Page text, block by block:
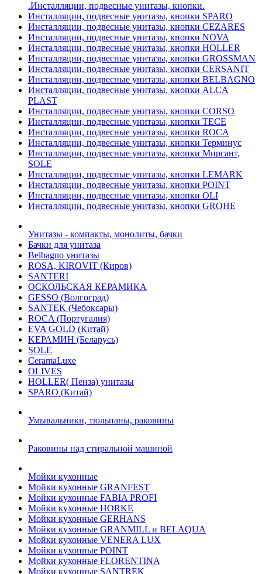
.Инсталляции, подвесные унитазы, кнопки.
Инсталляции, подвесные унитазы, кнопки SPARO
Инсталляции, подвесные унитазы, кнопки CEZARES
Инсталляции, подвесные унитазы, кнопки NOVA
Инсталляции, подвесные унитазы, кнопки HOLLER
Инсталляции, подвесные унитазы, кнопки GROSSMAN
Инсталляции, подвесные унитазы, кнопки CERSANIT
Инсталляции, подвесные унитазы, кнопки BELBAGNO
Инсталляции, подвесные унитазы, кнопки ALCA
PLAST
Инсталляции, подвесные унитазы, кнопки CORSO
Инсталляции, подвесные унитазы, кнопки TECE
Инсталляции, подвесные унитазы, кнопки ROCA
Инсталляции, подвесные унитазы, кнопки Терминус
Инсталляции, подвесные унитазы, кнопки Мирсант,
SOLE
Инсталляции, подвесные унитазы, кнопки LEMARK
Инсталляции, подвесные унитазы, кнопки POINT
Инсталляции, подвесные унитазы, кнопки OLI
Инсталляции, подвесные унитазы, кнопки GROHE
Унитазы - компакты, монолиты, бачки
Бачки для унитаза
Belbagno унитазы
ROSA, KIROVIT (Киров)
SANTERI
ОСКОЛЬСКАЯ КЕРАМИКА
GESSO (Волгоград)
SANTEK (Чебоксары)
ROCA (Португалия)
EVA GOLD (Китай)
KЕРАМИН (Беларусь)
SOLE
CeramaLuxe
OLIVES
HOLLER( Пенза) унитазы
SPARO (Китай)
Умывальники, тюльпаны, раковины
Раковины над стиральной машиной
Мойки кухонные
Мойки кухонные GRANFEST
Мойки кухонные FABIA PROFI
Мойки кухонные HORKE
Мойки кухонные GERHANS
Мойки кухонные GRANMILL и BELAQUA
Мойки кухонные VENERA LUX
Мойки кухонные POINT
Мойки кухонные FLORENTINA
Мойки кухонные SANTREK